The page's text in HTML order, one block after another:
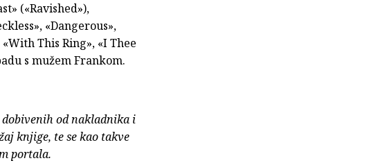
(«Ravished»),
«Dangerous»,
This Ring», «I Thee
s mužem Frankom.
od nakladnika i
knjige, te se kao takve
portala.